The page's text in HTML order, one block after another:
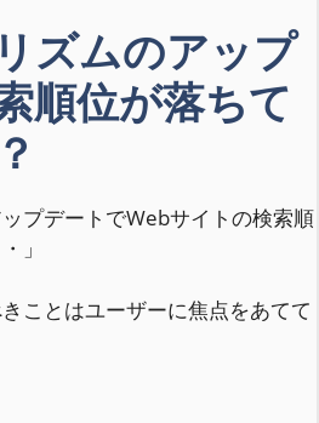
ズムのアップ
順位が落ちて
ップデートでWebサイトの検索順
」
ことはユーザーに焦点をあてて